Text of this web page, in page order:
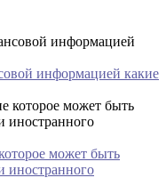
информацией какие
может быть
иностранного